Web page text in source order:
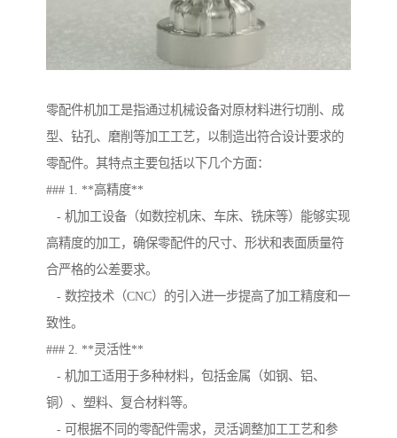
零配件机加工是指通过机械设备对原材料进行切削、成
型、钻孔、磨削等加工工艺，以制造出符合设计要求的
零配件。其特点主要包括以下几个方面：
### 1. **高精度**
- 机加工设备（如数控机床、车床、铣床等）能够实现
高精度的加工，确保零配件的尺寸、形状和表面质量符
合严格的公差要求。
- 数控技术（CNC）的引入进一步提高了加工精度和一
致性。
### 2. **灵活性**
- 机加工适用于多种材料，包括金属（如钢、铝、
铜）、塑料、复合材料等。
- 可根据不同的零配件需求，灵活调整加工工艺和参